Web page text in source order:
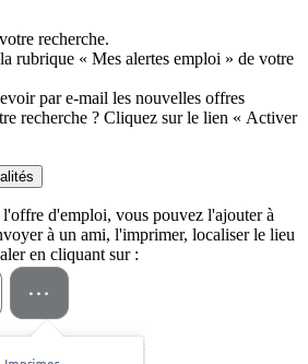
recherche.
rubrique « Mes alertes emploi » de votre
par e-mail les nouvelles offres
recherche ? Cliquez sur le lien « Activer
d'emploi, vous pouvez l'ajouter à
à un ami, l'imprimer, localiser le lieu
en cliquant sur :